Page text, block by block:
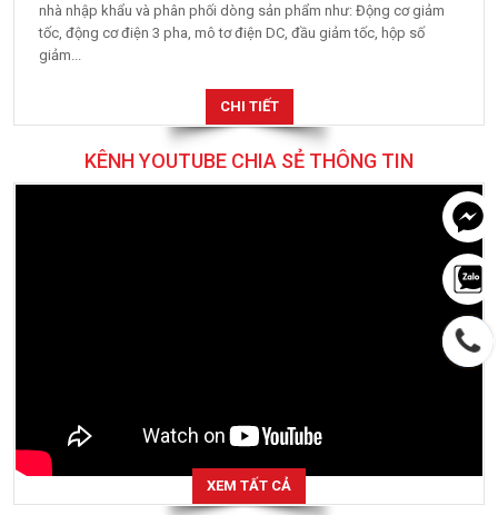
nhà nhập khẩu và phân phối dòng sản phẩm như: Động cơ giảm
tốc, động cơ điện 3 pha, mô tơ điện DC, đầu giảm tốc, hộp số
giảm...
CHI TIẾT
KÊNH YOUTUBE CHIA SẺ THÔNG TIN
XEM TẤT CẢ